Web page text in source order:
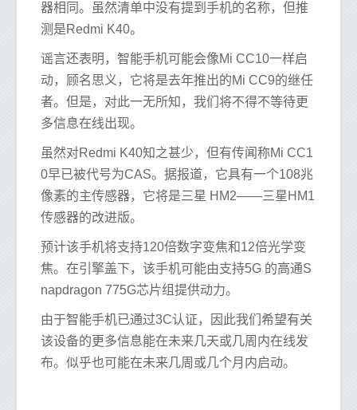
器相同。虽然清单中没有提到手机的名称，但推
测是Redmi K40。
谣言还表明，智能手机可能会像Mi CC10一样启
动，顾名思义，它将是去年推出的Mi CC9的继任
者。但是，对此一无所知，我们将不得不等待更
多信息在线出现。
虽然对Redmi K40知之甚少，但有传闻称Mi CC1
0早已被代号为CAS。据报道，它具有一个108兆
像素的主传感器，它将是三星 HM2——三星HM1
传感器的改进版。
预计该手机将支持120倍数字变焦和12倍光学变
焦。在引擎盖下，该手机可能由支持5G 的高通S
napdragon 775G芯片组提供动力。
由于智能手机已通过3C认证，因此我们希望有关
该设备的更多信息能在未来几天或几周内在线发
布。似乎也可能在未来几周或几个月内启动。